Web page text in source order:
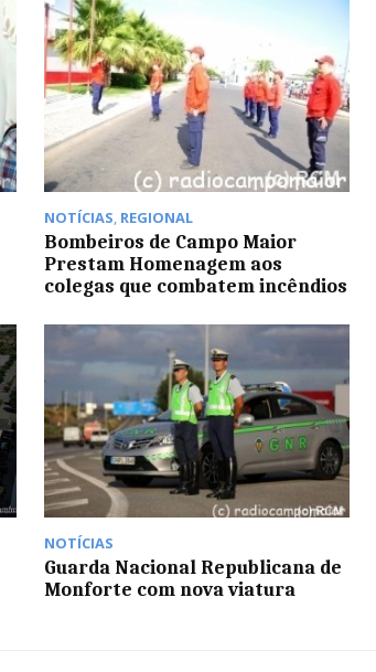
NOTÍCIAS, REGIONAL
Bombeiros de Campo Maior
Prestam Homenagem aos
colegas que combatem incêndios
NOTÍCIAS
Guarda Nacional Republicana de
Monforte com nova viatura